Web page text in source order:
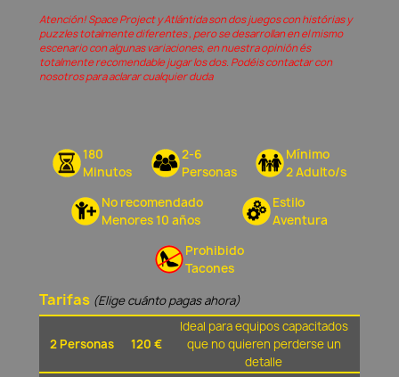
Atención! Space Project y Atlántida son dos juegos con histórias y
puzzles totalmente diferentes , pero se desarrollan en el mismo
escenario con algunas variaciones, en nuestra opinión és
totalmente recomendable jugar los dos. Podéis contactar con
nosotros para aclarar cualquier duda
180
Minutos
2-6
Personas
Mínimo
2 Adulto/s
No recomendado
Menores 10 años
Estilo
Aventura
Prohibido
Tacones
Tarifas (Elige cuánto pagas ahora)
2 Personas 120 €
Ideal para equipos capacitados
que no quieren perderse un
detalle